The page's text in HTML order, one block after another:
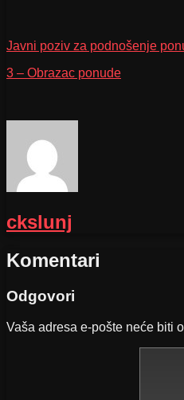
Javni poziv za podnošenje
3 – Obrazac ponude
ckslunj
Komentari
Odgovori
Vaša adresa e-pošte neće biti